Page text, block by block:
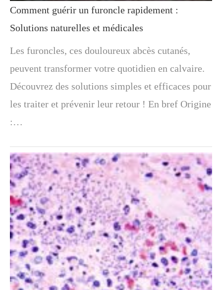
Comment guérir un furoncle rapidement :
Solutions naturelles et médicales
Les furoncles, ces douloureux abcès cutanés,
peuvent transformer votre quotidien en calvaire.
Découvrez des solutions simples et efficaces pour
les traiter et prévenir leur retour ! En bref Origine
:…